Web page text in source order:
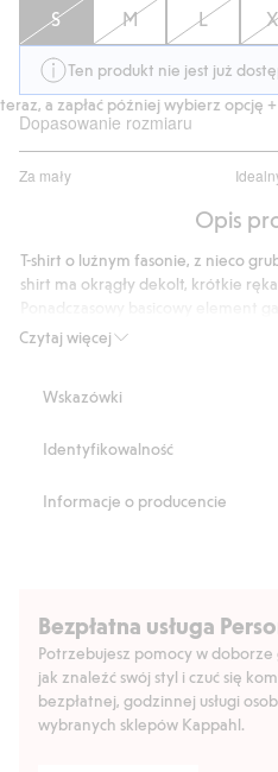
S M L
Ten produkt nie jest już
a zapłać później wybierz opcję +
Dopasowanie rozmiaru
Za mały
na
37
głosów
Opis
Czytaj więcej
T-shirt o luźnym fasonie, z nieco
shirt ma okrągły dekolt, krótkie
się do noszenia przez cały rok.
Krótkie rękawy
Długość: 73 cm w rozmiarze M
Wskazówki
Identyfikowalność
Informacje o producencie
Bezpłatna usługa
Potrzebujesz pomocy w doborze
jak znaleźć swój styl i czuć się
bezpłatnej, godzinnej usługi
wybranych sklepów Kappahl.